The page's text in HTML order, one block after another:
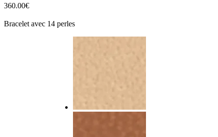
360.00€
Bracelet avec 14 perles